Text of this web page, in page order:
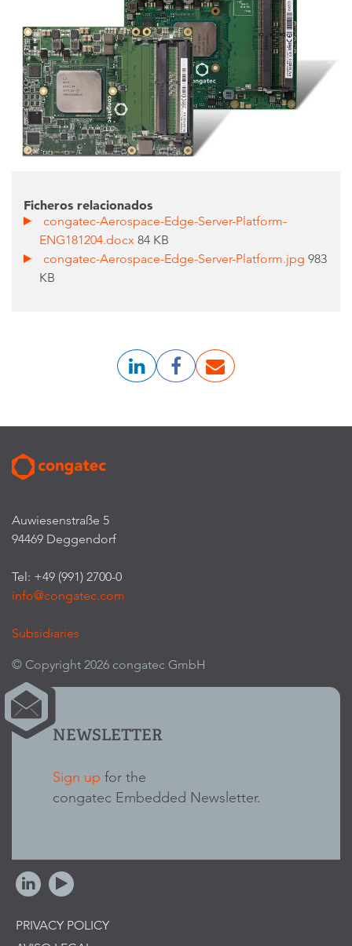
Ficheros relacionados
congatec-Aerospace-Edge-Server-Platform-
ENG181204.docx 84 KB
congatec-Aerospace-Edge-Server-Platform.jpg983
KB
Auwiesenstraße 5
94469 Deggendorf
Tel: +49 (991) 2700-0
info@congatec.com
Subsidiaries
© Copyright 2026 congatec GmbH
NEWSLETTER
Sign up for the
congatec Embedded Newsletter.
PRIVACY POLICY